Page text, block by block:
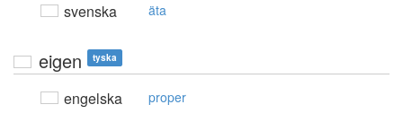
svenska äta
eigen tyska
engelska proper